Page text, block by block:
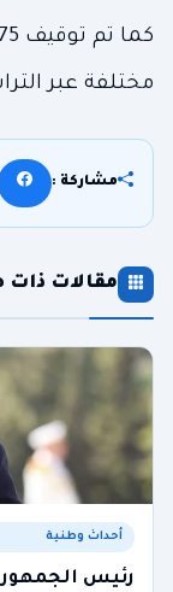
مختلفة عبر
مشاركة :
مقالات ذات
أحداث وطنية
رئيس